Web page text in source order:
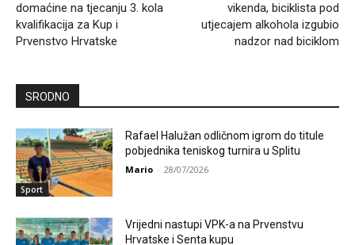
domaćine na tjecanju 3. kola
kvalifikacija za Kup i
Prvenstvo Hrvatske
vikenda, biciklista pod
utjecajem alkohola izgubio
nadzor nad biciklom
SRODNO
Sport
Rafael Halužan odličnom igrom do titule
pobjednika teniskog turnira u Splitu
Mario - 28/07/2026
Vrijedni nastupi VPK-a na Prvenstvu
Hrvatske i Senta kupu